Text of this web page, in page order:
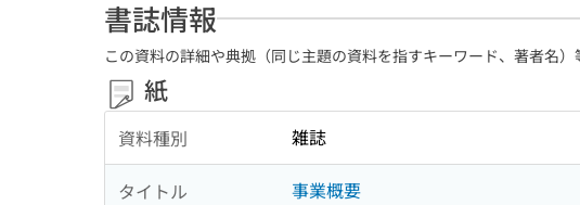
書誌情報
この資料の詳細や典拠（同じ主題の資料を指すキーワード、著者名）
紙
資料種別 雑誌
タイトル 事業概要